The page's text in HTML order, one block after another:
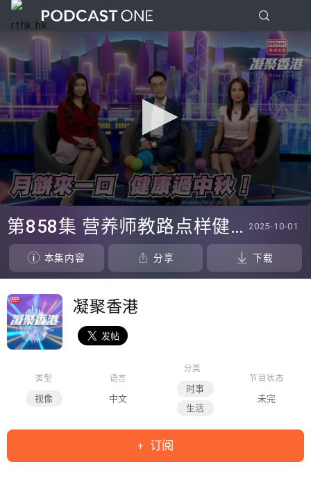
seconds
of
seconds
第858集 营养师教路点样健康过中秋！ 2025-10-01
本集内容 分享 下载
凝聚香港
类型
视像
语言
中文
分类
时事
生活
节目状态
未完
订阅